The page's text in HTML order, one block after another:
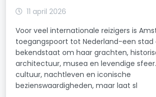
11 april 2026
Voor veel internationale reizigers is
toegangspoort tot Nederland-een stad
bekendstaat om haar grachten,
architectuur, musea en levendige
cultuur, nachtleven en iconische
bezienswaardigheden, maar laat sl